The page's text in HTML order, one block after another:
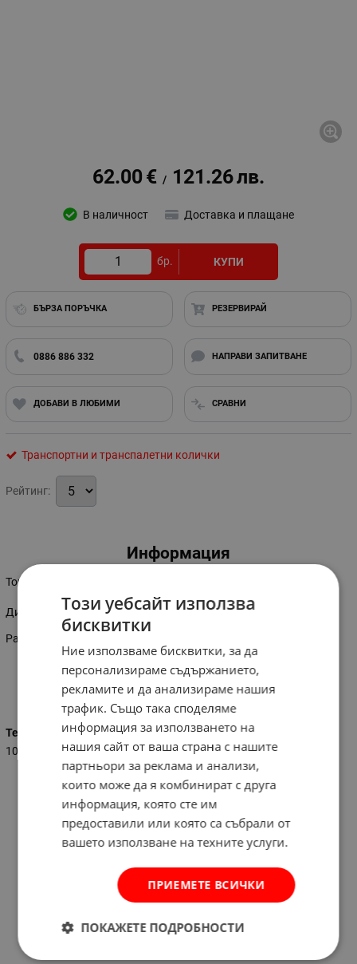
62.00 € / 121.26лв.
В наличност Доставка и плащане
бр. КУПИ
БЪРЗА ПОРЪЧКА РЕЗЕРВИРАЙ
0886 886 332 НАПРАВИ ЗАПИТВАНЕ
ДОБАВИ В ЛЮБИМИ СРАВНИ
Транспортни и транспалетни колички
Рейтинг:
Информация
Товароносимост: 100 кг.
Диаметър на колелото: 250 мм.
Размери: 125 х 55 см.
Характеристики
Тегло (кг.)
10.000
Този уебсайт използва
бисквитки
Ние използваме бисквитки, за да
персонализираме съдържанието,
рекламите и да анализираме нашия
трафик. Също така споделяме
информация за използването на
нашия сайт от ваша страна с нашите
партньори за реклама и анализи,
които може да я комбинират с друга
информация, която сте им
предоставили или която са събрали от
вашето използване на техните услуги.
ПРИЕМЕТЕ ВСИЧКИ
ПОКАЖЕТЕ ПОДРОБНОСТИ